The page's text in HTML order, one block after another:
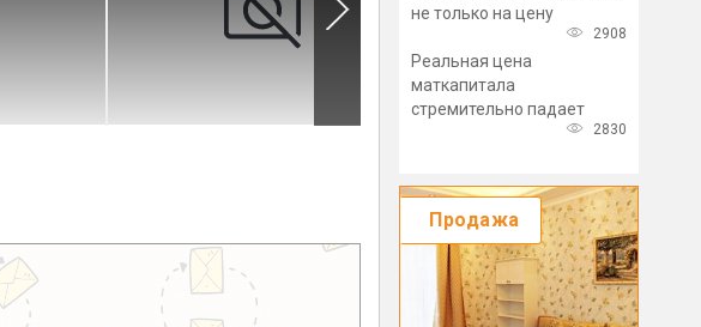
не только на цену
2908
Реальная цена
маткапитала
стремительно падает
2830
Продажа